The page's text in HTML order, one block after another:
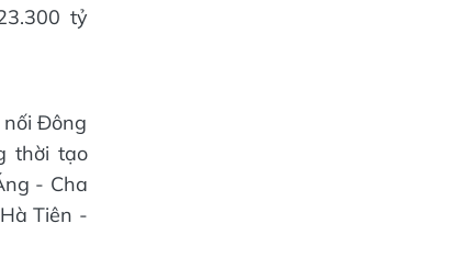
tỷ
nối Đông
thời tạo
- Cha
Tiên -